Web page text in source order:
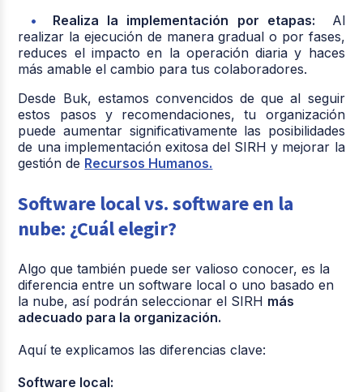
Realiza la implementación por etapas: Al
realizar la ejecución de manera gradual o por fases,
reduces el impacto en la operación diaria y haces
más amable el cambio para tus colaboradores.
Desde Buk, estamos convencidos de que al seguir
estos pasos y recomendaciones, tu organización
puede aumentar significativamente las posibilidades
de una implementación exitosa del SIRH y mejorar la
gestión de Recursos Humanos.
Software local vs. software en la
nube: ¿Cuál elegir?
Algo que también puede ser valioso conocer, es la
diferencia entre un software local o uno basado en
la nube, así podrán seleccionar el SIRH más
adecuado para la organización.
Aquí te explicamos las diferencias clave:
Software local: